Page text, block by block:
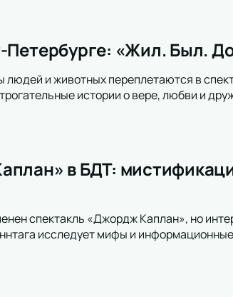
Петербурге: «Жил. Был.
людей и животных переплетаются в
истории о вере, любви и
в БДТ:
спектакль «Джордж Каплан», но
исследует мифы и